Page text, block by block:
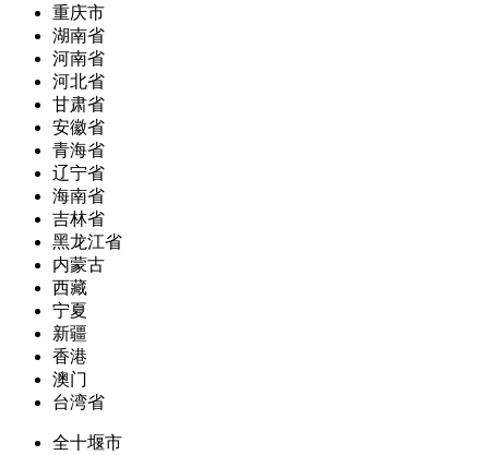
重庆市
湖南省
河南省
河北省
甘肃省
安徽省
青海省
辽宁省
海南省
吉林省
黑龙江省
内蒙古
西藏
宁夏
新疆
香港
澳门
台湾省
全十堰市